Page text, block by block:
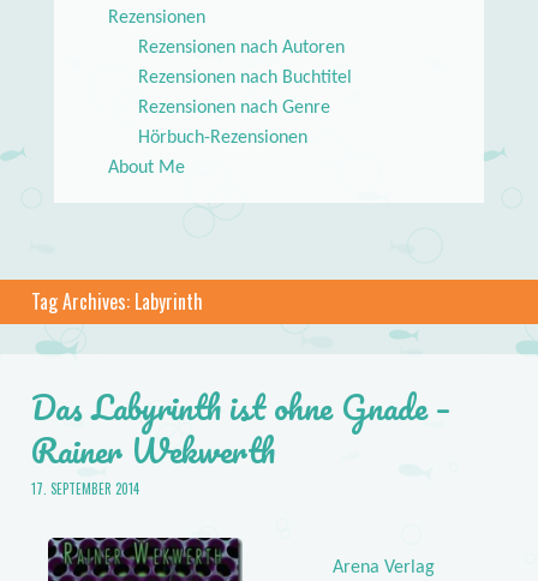
Rezensionen
Rezensionen nach Autoren
Rezensionen nach Buchtitel
Rezensionen nach Genre
Hörbuch-Rezensionen
About Me
Tag Archives: Labyrinth
Das Labyrinth ist ohne Gnade –
Rainer Wekwerth
17. SEPTEMBER 2014
Arena Verlag